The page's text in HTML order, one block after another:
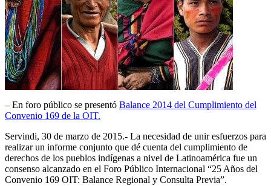
– En foro público se presentó Balance 2014 del Cumplimiento del
Convenio 169 de la OIT.
Servindi, 30 de marzo de 2015.- La necesidad de unir esfuerzos para
realizar un informe conjunto que dé cuenta del cumplimiento de
derechos de los pueblos indígenas a nivel de Latinoamérica fue un
consenso alcanzado en el Foro Público Internacional “25 Años del
Convenio 169 OIT: Balance Regional y Consulta Previa”.